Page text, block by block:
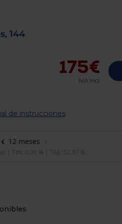
144
175€
IVA Incl.
de instrucciones